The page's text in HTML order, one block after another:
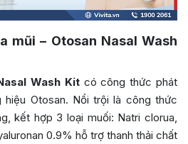
mũi – Otosan Nasal Wash
Wash Kitcó công thức phát
Otosan. Nổi trội là công thức
kết hợp 3 loại muối: Natri clorua,
0.9% hỗ trợ thanh thải chất